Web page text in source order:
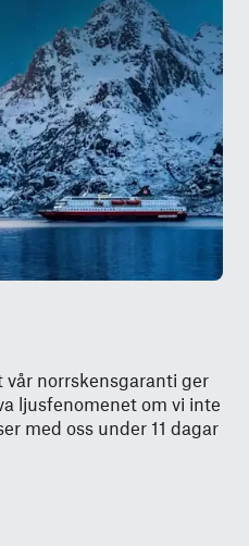
vår norrskensgaranti ger
ljusfenomenet om vi inte
med oss under 11 dagar